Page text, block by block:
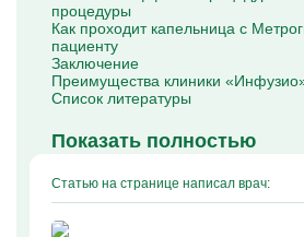
Капельницы Преднизолона
Цераксон капельница
Капельница Церебролизин
Капельница Мильгамма
Капельница Цефтриаксон
Капельница Ципрофлоксацин
процедуры
Как проходит капельница с
пациенту
Заключение
Преимущества клиники
Список литературы
Показать полностью
Статью на странице написал врач: